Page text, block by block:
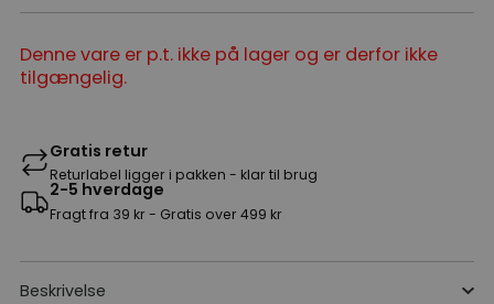
Denne vare er p.t. ikke på lager og er derfor ikke
tilgængelig.
Gratis retur
Returlabel ligger i pakken - klar til brug
2-5 hverdage
Fragt fra 39 kr - Gratis over 499 kr
Beskrivelse